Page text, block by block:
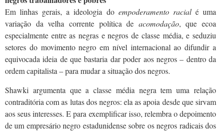
Em linhas gerais, a ideologia do empoderamento racialé uma
variação da velha corrente política de acomodação, que ecoa
especialmente entre as negras e negros de classe média, e seduziu
setores do movimento negro em nível internacional ao difundir a
equivocada ideia de que bastaria dar poder aos negros – dentro da
ordem capitalista – para mudar a situação dos negros.
Shawki argumenta que a classe média negra tem uma relação
contraditória com as lutas dos negros: ela as apoia desde que sirvam
aos seus interesses. E para exemplificar isso, relembra o depoimento
de um empresário negro estadunidense sobre os negros radicais dos